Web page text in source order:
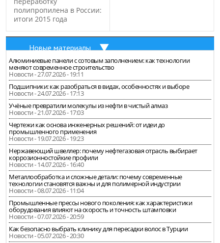
полипропилена в России:
итоги 2015 года
Новые материалы
Алюминиевые панели с сотовым заполнением: как технологии
меняют современное строительство
Новости - 27.07.2026 - 19:11
Подшипники: как разобраться в видах, особенностях и выборе
Новости - 24.07.2026 - 17:13
Учёные превратили молекулы из нефти в чистый алмаз
Новости - 21.07.2026 - 17:03
Чертежи как основа инженерных решений: от идеи до
промышленного применения
Новости - 19.07.2026 - 19:23
Нержавеющий швеллер: почему нефтегазовая отрасль выбирает
коррозионностойкие профили
Новости - 14.07.2026 - 16:40
Металлообработка и сложные детали: почему современные
технологии становятся важны и для полимерной индустрии
Новости - 08.07.2026 - 11:04
Промышленные прессы нового поколения: как характеристики
оборудования влияют на скорость и точность штамповки
Новости - 07.07.2026 - 20:59
Как безопасно выбрать клинику для пересадки волос в Турции
Новости - 05.07.2026 - 20:30